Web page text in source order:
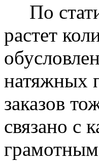
По
растет
натяжных
заказов
связано с